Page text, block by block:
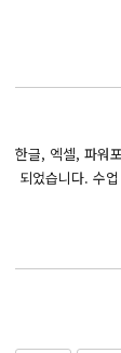
한글, 엑셀, 파워
되었습니다. 수
BIM 건축설계 및
React, Veu 프레